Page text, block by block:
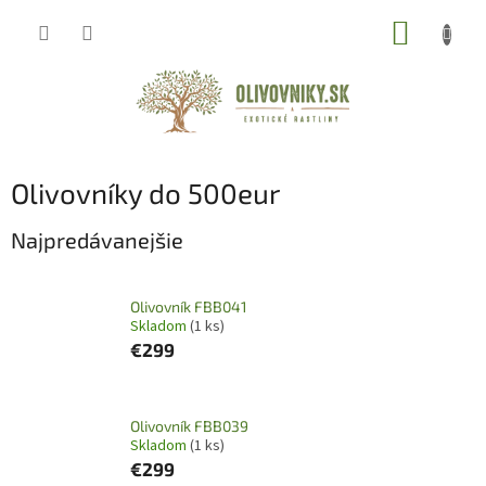
Olivovníky do 500eur
Najpredávanejšie
Olivovník FBB041
Skladom (1 ks)
€299
Olivovník FBB039
Skladom (1 ks)
€299